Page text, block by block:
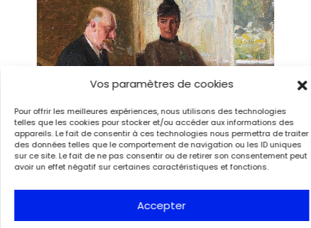
Vos paramètres de cookies
Pour offrir les meilleures expériences, nous utilisons des technologies
telles que les cookies pour stocker et/ou accéder aux informations des
appareils. Le fait de consentir à ces technologies nous permettra de traiter
des données telles que le comportement de navigation ou les ID uniques
sur ce site. Le fait de ne pas consentir ou de retirer son consentement peut
avoir un effet négatif sur certaines caractéristiques et fonctions.
Accepter
Georg Achen, Les auteurs Erik et Amalie Skram à leur table de
travail. Étude, vers 1890. Huile sur toile marouflée sur carton, 20 x